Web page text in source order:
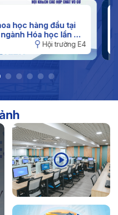
hè đối với sinh viên năm
học hàng đầu tại
Hóa học lần XI
Hội trường E4